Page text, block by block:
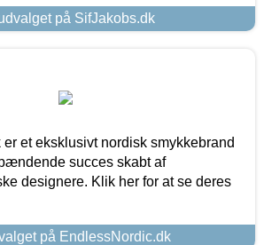
på SifJakobs.dk
et eksklusivt nordisk smykkebrand
succes skabt af
designere. Klik her for at se deres
på EndlessNordic.dk